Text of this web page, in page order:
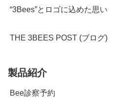
“3Bees”とロゴに込めた思い
THE 3BEES POST (ブログ)
製品紹介
Bee診察予約